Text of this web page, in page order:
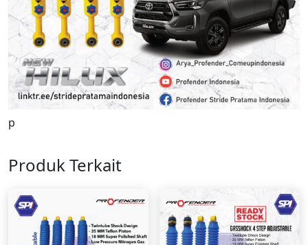
p
Produk Terkait